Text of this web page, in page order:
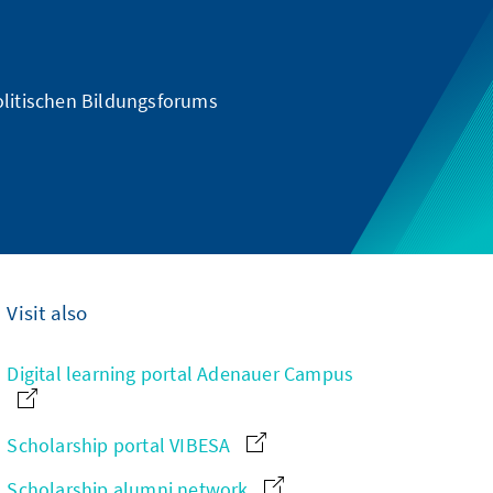
Bildungsforums
Visit also
Digital learning portal Adenauer Campus
Scholarship portal VIBESA